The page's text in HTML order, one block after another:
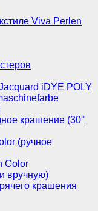
Viva Perlen
iDYE POLY
крашение (30°
(ручное
Color
вручную)
крашения